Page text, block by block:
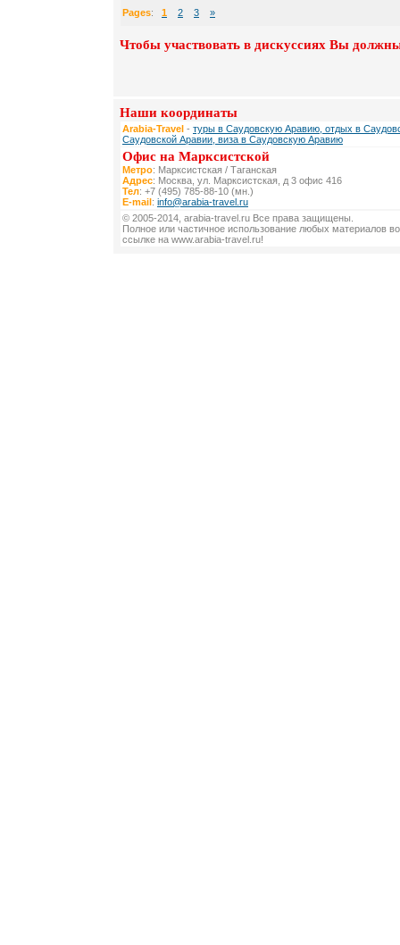
Pages: 1 2 3 »
Чтобы участвовать в дискуссиях Вы
Наши координаты
Arabia-Travel - туры в Саудовскую Аравию, отдых в
Саудовской Аравии, виза в Саудовскую Аравию
Офис на Марксистской
Метро: Марксистская / Таганская
Адрес: Москва, ул. Марксистская, д 3 офис 416
Тел: +7 (495) 785-88-10 (мн.)
E-mail: info@arabia-travel.ru
© 2005-2014, arabia-travel.ru Все права защищены.
Полное или частичное использование любых материалов
ссылке на www.arabia-travel.ru!